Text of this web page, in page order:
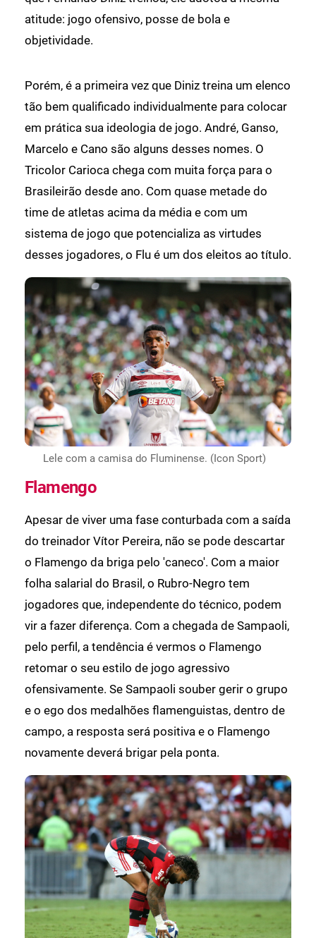
atitude: jogo ofensivo, posse de bola e
objetividade.
Porém, é a primeira vez que Diniz treina um elenco
tão bem qualificado individualmente para colocar
em prática sua ideologia de jogo. André, Ganso,
Marcelo e Cano são alguns desses nomes. O
Tricolor Carioca chega com muita força para o
Brasileirão desde ano. Com quase metade do
time de atletas acima da média e com um
sistema de jogo que potencializa as virtudes
desses jogadores, o Flu é um dos eleitos ao título.
Lele com a camisa do Fluminense. (Icon Sport)
Flamengo
Apesar de viver uma fase conturbada com a saída
do treinador Vítor Pereira, não se pode descartar
o Flamengo da briga pelo 'caneco'. Com a maior
folha salarial do Brasil, o Rubro-Negro tem
jogadores que, independente do técnico, podem
vir a fazer diferença. Com a chegada de Sampaoli,
pelo perfil, a tendência é vermos o Flamengo
retomar o seu estilo de jogo agressivo
ofensivamente. Se Sampaoli souber gerir o grupo
e o ego dos medalhões flamenguistas, dentro de
campo, a resposta será positiva e o Flamengo
novamente deverá brigar pela ponta.